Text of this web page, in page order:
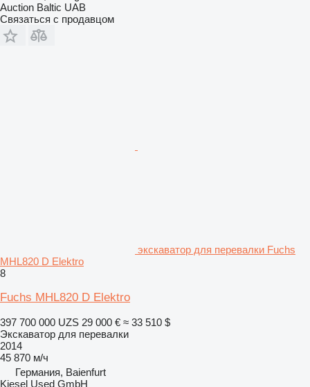
Auction Baltic UAB
Связаться с продавцом
экскаватор для перевалки Fuchs
MHL820 D Elektro
8
Fuchs MHL820 D Elektro
397 700 000 UZS 29 000 € ≈ 33 510 $
Экскаватор для перевалки
2014
45 870 м/ч
Германия, Baienfurt
Kiesel Used GmbH